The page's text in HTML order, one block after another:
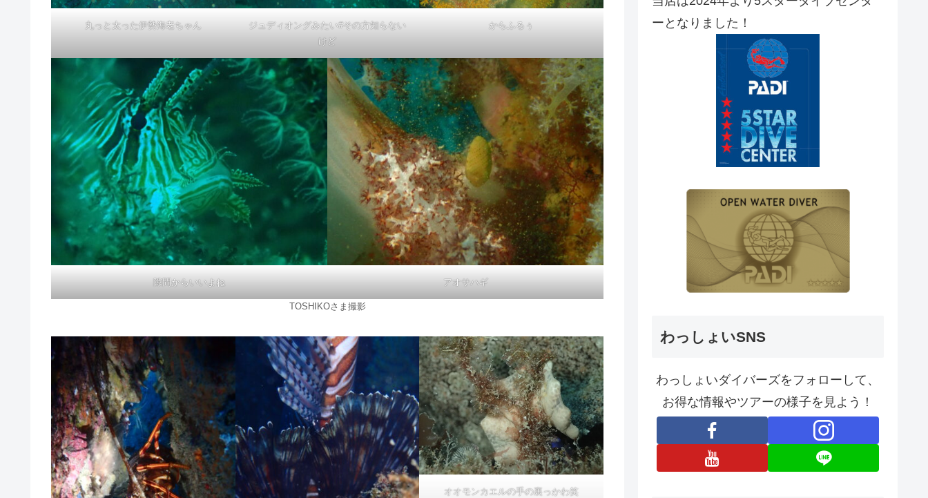
丸っと太った伊勢海老ちゃん
ジュディオングみたい#その方知らない
けど
からふるぅ
隙間からいいよね アオサハギ
TOSHIKOさま撮影
オオモンカエルの手の裏っかわ笑
ーとなりました！
わっしょいSNS
わっしょいダイバーズをフォローして、
お得な情報やツアーの様子を見よう！